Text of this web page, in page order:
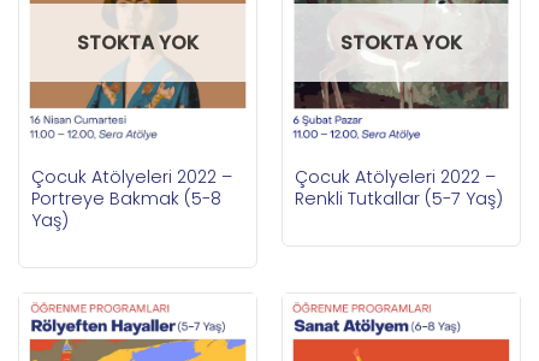
STOKTA YOK
Çocuk Atölyeleri 2022 –
Portreye Bakmak (5-8
Yaş)
STOKTA YOK
Çocuk Atölyeleri 2022 –
Renkli Tutkallar (5-7 Yaş)